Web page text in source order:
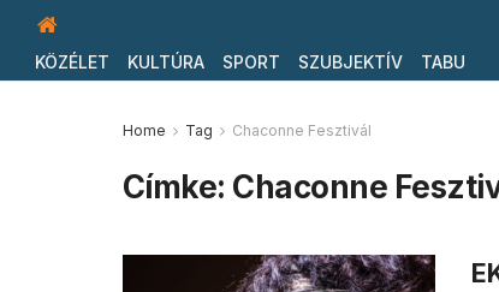
KÖZÉLET KULTÚRA SPORT SZUBJEKTÍV TABU
Home Tag Chaconne Fesztivál
Címke: Chaconne